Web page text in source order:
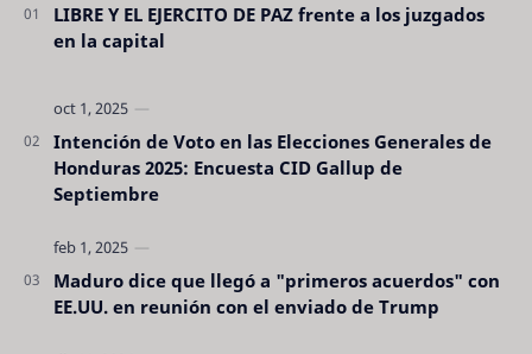
LIBRE Y EL EJERCITO DE PAZ frente a los juzgados
en la capital
Intención de Voto en las Elecciones Generales de
Honduras 2025: Encuesta CID Gallup de
Septiembre
Maduro dice que llegó a "primeros acuerdos" con
EE.UU. en reunión con el enviado de Trump